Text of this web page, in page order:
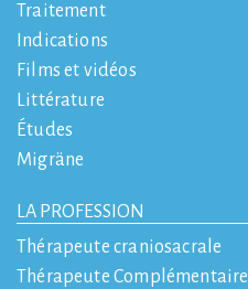
Traitement
Indications
Films et vidéos
Littérature
Études
Migräne
LA PROFESSION
Thérapeute craniosacrale
Thérapeute Complémentaire